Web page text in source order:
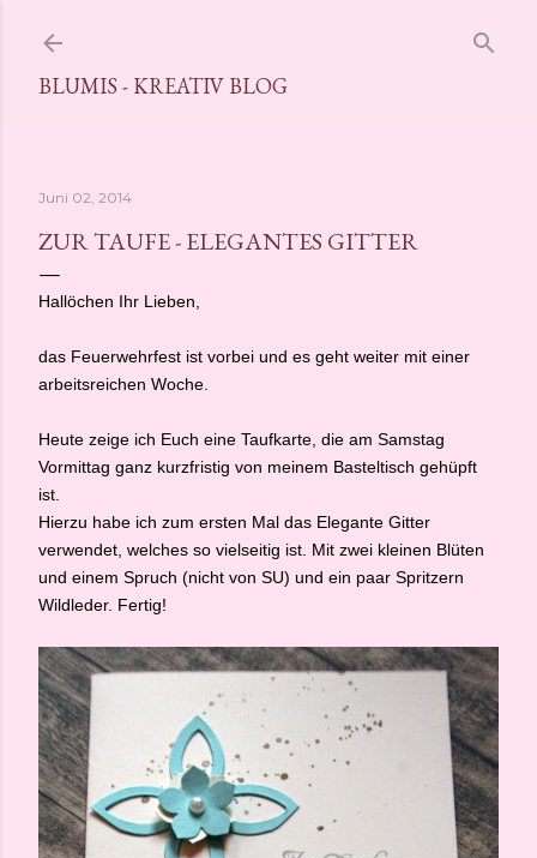
BLUMIS - KREATIV BLOG
Juni 02, 2014
ZUR TAUFE - ELEGANTES GITTER
Hallöchen Ihr Lieben,
das Feuerwehrfest ist vorbei und es geht weiter mit einer
arbeitsreichen Woche.
Heute zeige ich Euch eine Taufkarte, die am Samstag
Vormittag ganz kurzfristig von meinem Basteltisch gehüpft
ist.
Hierzu habe ich zum ersten Mal das Elegante Gitter
verwendet, welches so vielseitig ist. Mit zwei kleinen Blüten
und einem Spruch (nicht von SU) und ein paar Spritzern
Wildleder. Fertig!